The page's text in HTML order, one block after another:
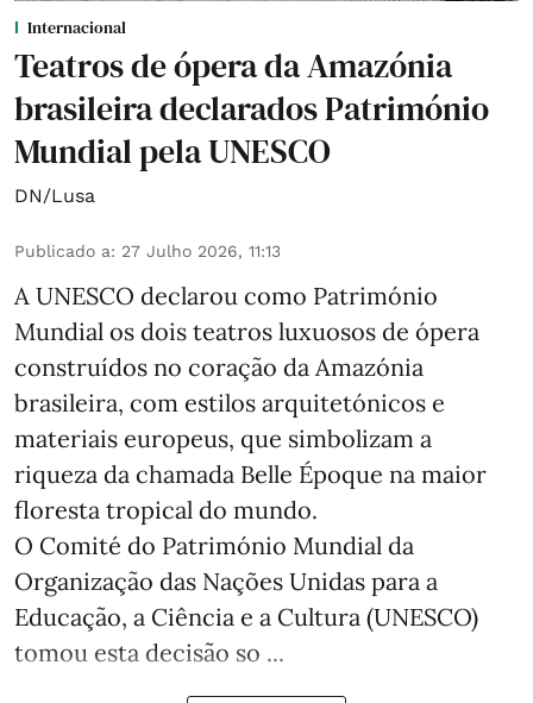
Internacional
Teatros de ópera da Amazónia
brasileira declarados Património
Mundial pela UNESCO
DN/Lusa
Publicado a: 27 Julho 2026, 11:13
A UNESCO declarou como Património
Mundial os dois teatros luxuosos de ópera
construídos no coração da Amazónia
brasileira, com estilos arquitetónicos e
materiais europeus, que simbolizam a
riqueza da chamada Belle Époque na maior
floresta tropical do mundo.
O Comité do Património Mundial da
Organização das Nações Unidas para a
Educação, a Ciência e a Cultura (UNESCO)
tomou esta decisão so ...